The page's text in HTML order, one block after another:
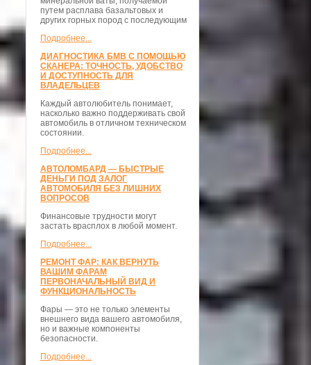
путем расплава базальтовых и
других горных пород с последующим
Подробнее...
ДИАГНОСТИКА БМВ С ПОМОЩЬЮ
СКАНЕРА: ТОЧНОСТЬ, УДОБСТВО
И ДОСТУПНОСТЬ ДЛЯ
ВЛАДЕЛЬЦЕВ
Каждый автолюбитель понимает,
насколько важно поддерживать свой
автомобиль в отличном техническом
состоянии.
Подробнее...
АВТОЛОМБАРД — БЫСТРЫЕ
ДЕНЬГИ ПОД ЗАЛОГ
АВТОМОБИЛЯ БЕЗ ЛИШНИХ
ВОПРОСОВ
Финансовые трудности могут
застать врасплох в любой момент.
Подробнее...
РЕМОНТ ФАР: КАК ВЕРНУТЬ
ВАШИМ ФАРАМ
ПЕРВОНАЧАЛЬНЫЙ ВИД И
ФУНКЦИОНАЛЬНОСТЬ
Фары — это не только элементы
внешнего вида вашего автомобиля,
но и важные компоненты
безопасности.
Подробнее...